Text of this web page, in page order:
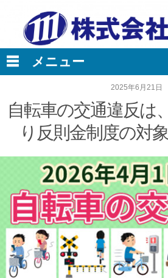
2025年6月21日
自転車の交通違反は
り反則金制度の対